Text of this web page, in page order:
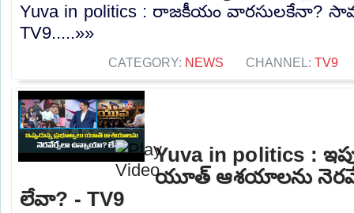
Yuva in politics : రాజకీయం వారసులకేనా?
TV9.....»»
CATEGORY: NEWS CHANNEL: TV9
Yuva in politics :
యూత్ ఆశయాలను
లేవా? - TV9